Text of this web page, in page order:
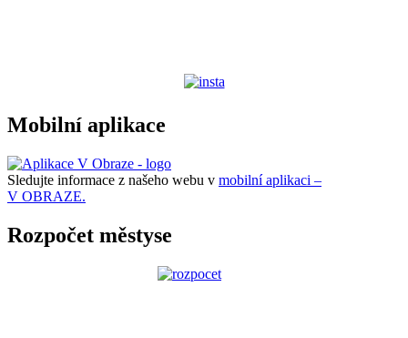
Mobilní aplikace
Sledujte informace z našeho webu v mobilní aplikaci –
V OBRAZE.
Rozpočet městyse